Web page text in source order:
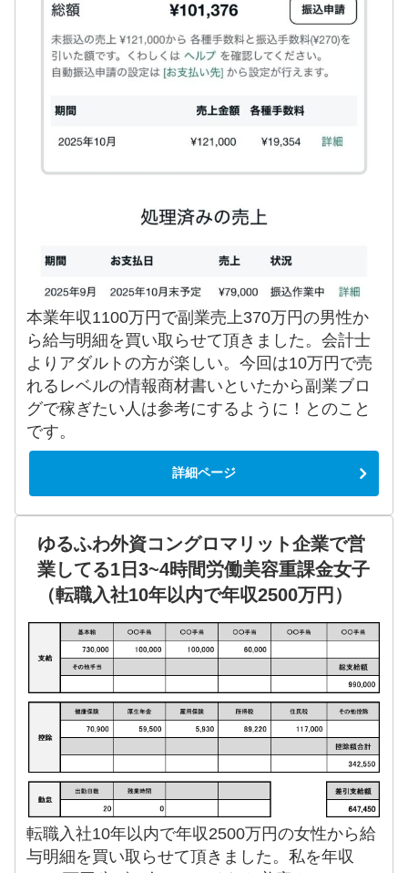
本業年収1100万円で副業売上370万円の男性か
ら給与明細を買い取らせて頂きました。会計士
よりアダルトの方が楽しい。今回は10万円で売
れるレベルの情報商材書いといたから副業ブロ
グで稼ぎたい人は参考にするように！とのこと
です。
詳細ページ
ゆるふわ外資コングロマリット企業で営
業してる1日3~4時間労働美容重課金女子
（転職入社10年以内で年収2500万円）
転職入社10年以内で年収2500万円の女性から給
与明細を買い取らせて頂きました。私を年収